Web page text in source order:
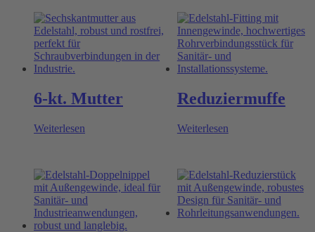
6-kt. Mutter
Weiterlesen
Reduziermuffe
Weiterlesen